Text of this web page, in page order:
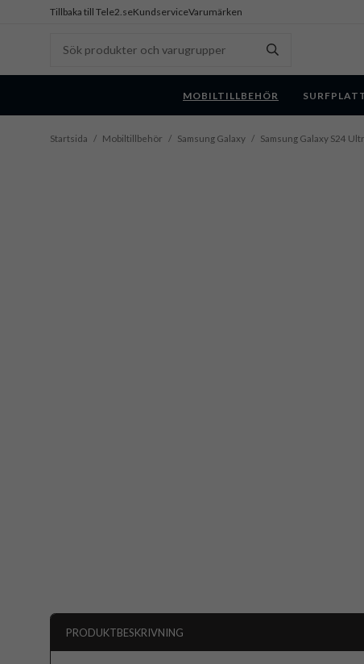
Tillbaka till Tele2.seKundserviceVarumärken
MOBILTILLBEHÖR
Startsida / Mobiltillbehör / Samsung Galaxy / Samsung Galaxy S24
PRODUKTBESKRIVNING